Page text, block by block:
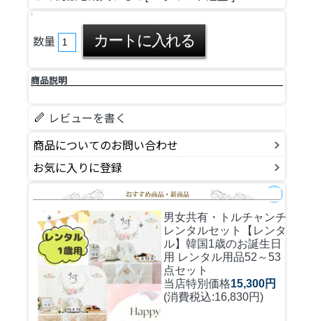
数量
商品説明
レビューを書く
商品についてのお問い合わせ
お気に入りに登録
男女共有・トルチャンチ
レンタルセット
【レンタ
ル】韓国1歳のお誕生日
用 レンタル用品52～53
点セット
当店特別価格15,300円
(消費税込:16,830円)